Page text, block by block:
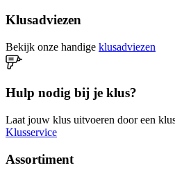
Klusadviezen
Bekijk onze handige klusadviezen
Hulp nodig bij je klus?
Laat jouw klus uitvoeren door een
Klusservice
Assortiment